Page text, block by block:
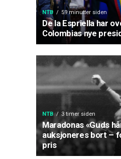
NTB 59 minutter siden
De la Espriella har
Colombias nye
NTB 3 timer siden
Maradonas «Guds
auksjoneres bort –
pris